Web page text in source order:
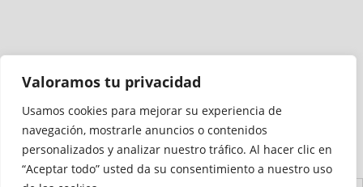
Valoramos tu privacidad
Usamos cookies para mejorar su experiencia de
navegación, mostrarle anuncios o contenidos
personalizados y analizar nuestro tráfico. Al hacer clic en
“Aceptar todo” usted da su consentimiento a nuestro uso
Medio auditado por